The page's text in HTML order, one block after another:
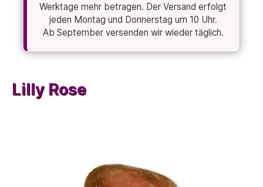
Werktage mehr betragen. Der Versand erfolgt
jeden Montag und Donnerstag um 10 Uhr.
Ab September versenden wir wieder täglich.
Lilly Rose